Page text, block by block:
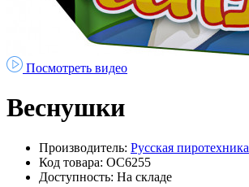
Посмотреть видео
Веснушки
Производитель: Русская пиротехника
Код товара: ОС6255
Доступность: На складе